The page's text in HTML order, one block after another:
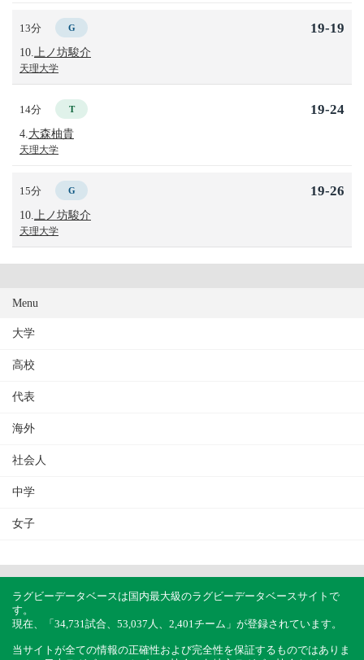
13分 G
10. 上ノ坊駿介
天理大学
19-19
14分 T
4. 大森柚貴
天理大学
19-24
15分 G
10. 上ノ坊駿介
天理大学
19-26
Menu
大学
高校
代表
海外
社会人
中学
女子
ラグビーデータベースは国内最大級のラグビーデータベースサイトで
す。
現在、「34,731試合、53,037人、2,401チーム」が登録されています。
当サイトが全ての情報の正確性および完全性を保証するものではありま